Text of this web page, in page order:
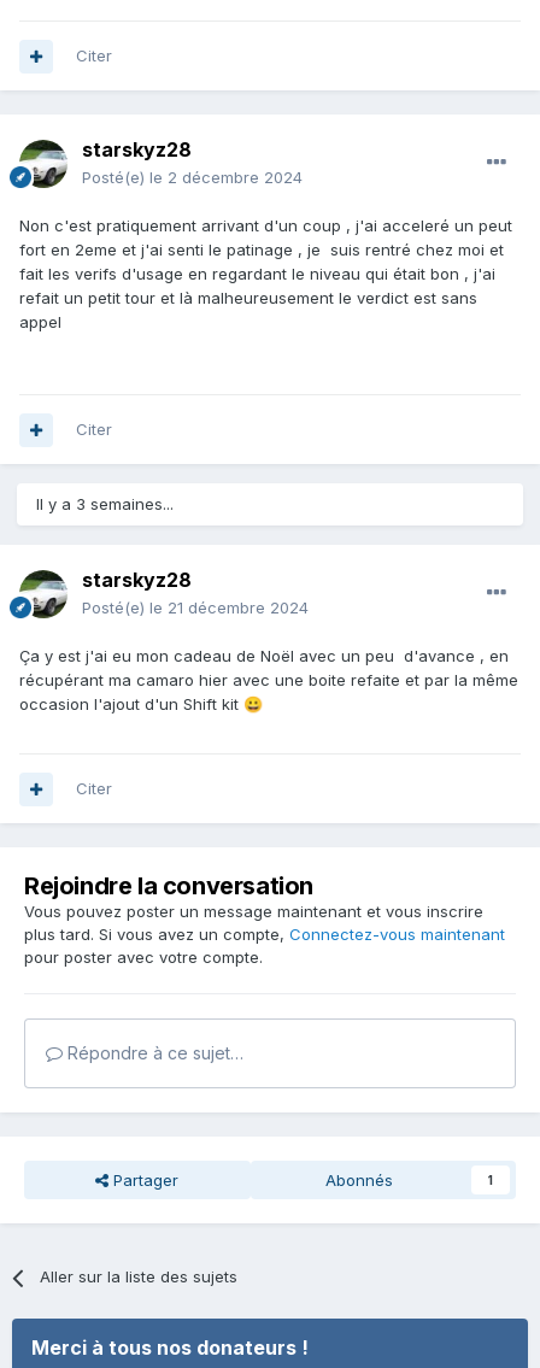
Citer
starskyz28
Posté(e) le 2 décembre 2024
Non c'est pratiquement arrivant d'un coup , j'ai acceleré un peut
fort en 2eme et j'ai senti le patinage , je suis rentré chez moi et
fait les verifs d'usage en regardant le niveau qui était bon , j'ai
refait un petit tour et là malheureusement le verdict est sans
appel
Citer
Il y a 3 semaines...
starskyz28
Posté(e) le 21 décembre 2024
Ça y est j'ai eu mon cadeau de Noël avec un peu d'avance , en
récupérant ma camaro hier avec une boite refaite et par la même
occasion l'ajout d'un Shift kit 😀
Citer
Rejoindre la conversation
Vous pouvez poster un message maintenant et vous inscrire
plus tard. Si vous avez un compte, Connectez-vous maintenant
pour poster avec votre compte.
Répondre à ce sujet…
Partager Abonnés 1
Aller sur la liste des sujets
Merci à tous nos donateurs !